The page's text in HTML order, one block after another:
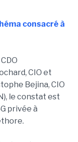
consacré à
CIO et
Bejina, CIO
le constat est
privée à